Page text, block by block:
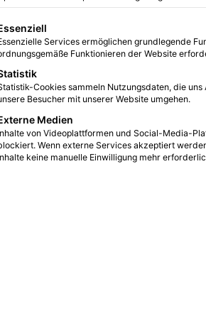
0 6
eine Liste der Service-Gruppen, für die
Services ermöglichen grundlegende
Funktionieren der Website
Cookies sammeln Nutzungsdaten, die
Besucher mit unserer Website umgehen.
Medien
von Videoplattformen und Social-Media-
Wenn externe Services akzeptiert
keine manuelle Einwilligung mehr